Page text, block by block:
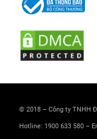
© 2018 – Công ty TNHH
Hotline: 1900 633 580 –